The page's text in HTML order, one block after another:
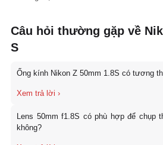
Câu hỏi thường gặp về
S
Ống kính Nikon Z 50mm 1.8S có tương
không gương lật Z7.
Lens 50mm f1.8S có phù hợp để chụp
không?